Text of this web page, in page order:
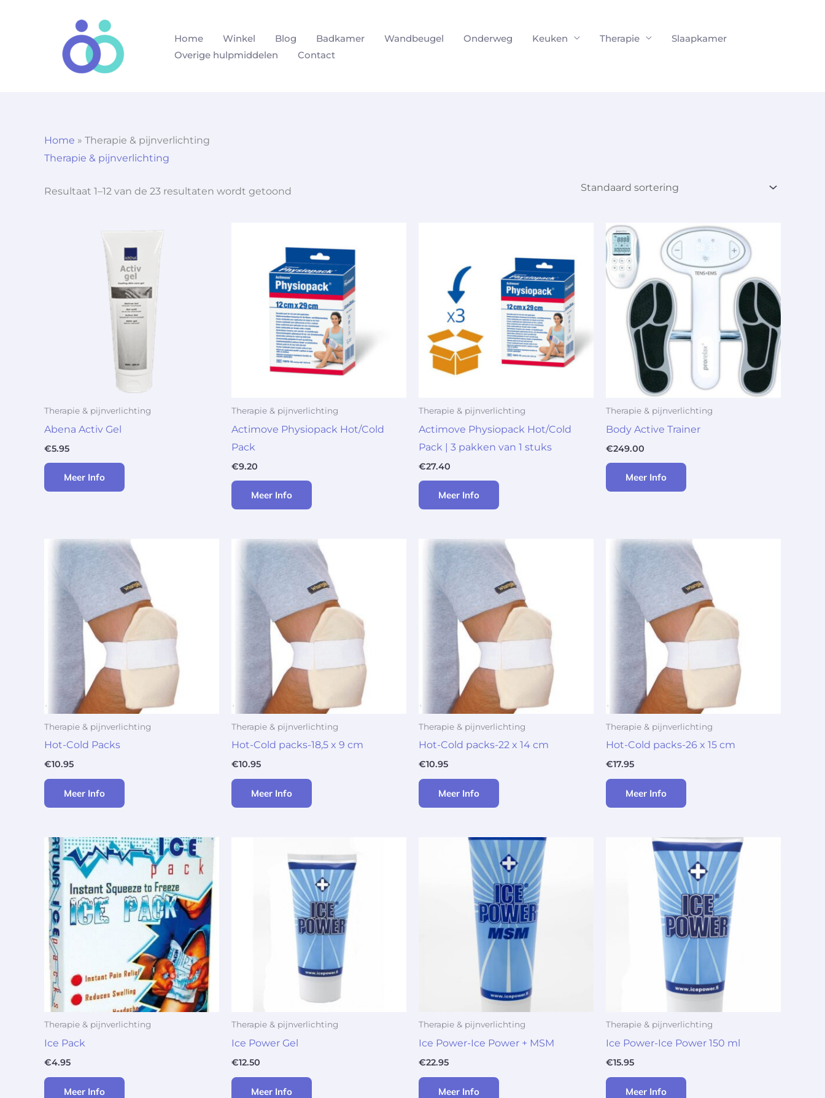
Home Winkel Blog Badkamer Wandbeugel Onderweg Keuken Therapie
Slaapkamer
Overige hulpmiddelen
Contact
Home » Therapie & pijnverlichting
Therapie & pijnverlichting
Resultaat 1–12 van de 23 resultaten wordt getoond
Therapie & pijnverlichting
Abena Activ Gel
€5.95
Meer Info
Therapie & pijnverlichting
Actimove Physiopack Hot/Cold
Pack
€9.20
Meer Info
Therapie & pijnverlichting
Actimove Physiopack Hot/Cold
Pack | 3 pakken van 1 stuks
€27.40
Meer Info
Therapie & pijnverlichting
Body Active Trainer
€249.00
Meer Info
Therapie & pijnverlichting
Hot-Cold Packs
€10.95
Meer Info
Therapie & pijnverlichting
Hot-Cold packs-18,5 x 9 cm
€10.95
Meer Info
Therapie & pijnverlichting
Hot-Cold packs-22 x 14 cm
€10.95
Meer Info
Therapie & pijnverlichting
Hot-Cold packs-26 x 15 cm
€17.95
Meer Info
Therapie & pijnverlichting
Ice Pack
€4.95
Meer Info
Therapie & pijnverlichting
Ice Power Gel
€12.50
Meer Info
Therapie & pijnverlichting
Ice Power-Ice Power + MSM
€22.95
Meer Info
Therapie & pijnverlichting
Ice Power-Ice Power 150 ml
€15.95
Meer Info